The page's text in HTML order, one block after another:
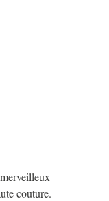
couture.